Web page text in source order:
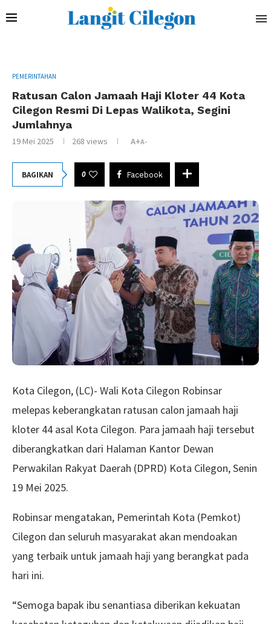
PEMERINTAHAN
Ratusan Calon Jamaah Haji Kloter 44 Kota
Cilegon Resmi Di Lepas Walikota, Segini
Jumlahnya
19 Mei 2025 268 views A+A-
BAGIKAN 0 Facebook
Kota Cilegon, (LC)- Wali Kota Cilegon Robinsar
melepas keberangkatan ratusan calon jamaah haji
kloter 44 asal Kota Cilegon. Para jamaah haji tersebut
diberangkatkan dari Halaman Kantor Dewan
Perwakilan Rakyat Daerah (DPRD) Kota Cilegon, Senin
19 Mei 2025.
Robinsar mengatakan, Pemerintah Kota (Pemkot)
Cilegon dan seluruh masyarakat akan mendoakan
yang terbaik untuk jamaah haji yang berangkat pada
hari ini.
“Semoga bapak ibu senantiasa diberikan kekuatan